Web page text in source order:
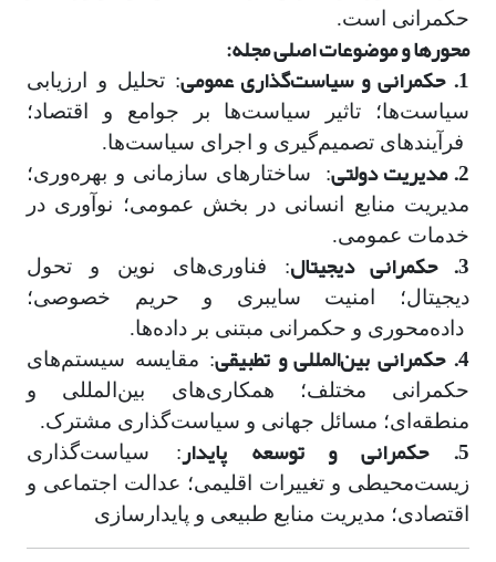
حکمرانی است.
محورها و موضوعات اصلی مجله:
1. حکمرانی و سیاست گذاری عمومی: تحلیل و ارزیابی
سیاست‌ها؛ تاثیر سیاست‌ها بر جوامع و اقتصاد؛
فرآیندهای تصمیم‌گیری و اجرای سیاست‌ها.
2. مدیریت دولتی
: ساختارهای سازمانی و بهره‌وری؛
مدیریت منابع انسانی در بخش عمومی؛ نوآوری در
خدمات عمومی.
3. حکمرانی دیجیتال
: فناوری‌های نوین و تحول
دیجیتال؛ امنیت سایبری و حریم خصوصی؛
داده‌محوری و حکمرانی مبتنی بر داده‌ها.
4. حکمرانی بین المللی و تطبیقی: مقایسه سیستم‌های
حکمرانی مختلف؛ همکاری‌های بین‌المللی و
منطقه‌ای؛ مسائل جهانی و سیاست‌گذاری مشترک.
5. حکمرانی و توسعه پایدار
: سیاست‌گذاری
زیست‌محیطی و تغییرات اقلیمی؛ عدالت اجتماعی و
اقتصادی؛ مدیریت منابع طبیعی و پایدارسازی